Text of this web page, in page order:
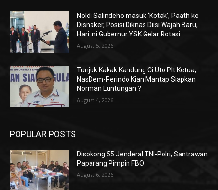
Noldi Salindeho masuk ‘Kotak’, Paath ke
Disnaker, Posisi Diknas Diisi Wajah Baru,
Hari ini Gubernur YSK Gelar Rotasi
August 5, 2026
Tunjuk Kakak Kandung Ci Uto Plt Ketua,
NasDem-Perindo Kian Mantap Siapkan
Norman Luntungan ?
August 4, 2026
POPULAR POSTS
Disokong 55 Jenderal TNI-Polri, Santrawan
Paparang Pimpin FBO
August 6, 2026